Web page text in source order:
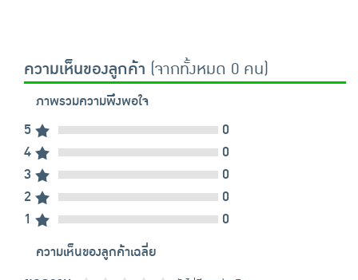
ความเห็นของลูกค้า (จากทั้งหมด 0 คน)
ภาพรวมความพึงพอใจ
5
0
4
0
3
0
2
0
1
0
ความเห็นของลูกค้าเฉลี่ย